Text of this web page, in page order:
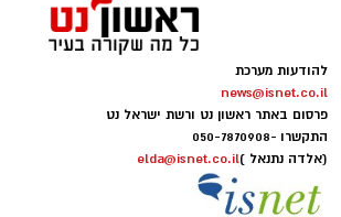
להודעות מערכת
news@isnet.co.il
פרסום באתר ראשון נט ורשת ישראל נט
התקשרו -050-7870908
(אלדה נתנאל )elda@isnet.co.il